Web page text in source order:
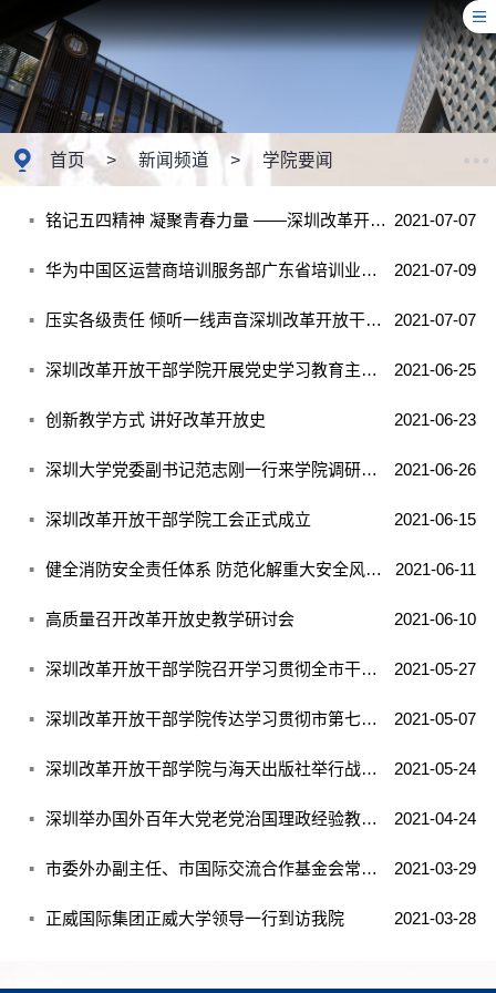
首页 > 新闻频道 > 学院要闻
2021-07-07
铭记五四精神 凝聚青春力量 ——深圳改革开放干部学院召开全体团员大会选举产生第一届团委成员
2021-07-09
华为中国区运营商培训服务部广东省培训业务负责人来学院交流
2021-07-07
压实各级责任 倾听一线声音深圳改革开放干部学院领导班子成员深入基层单位检查调研
2021-06-25
深圳改革开放干部学院开展党史学习教育主题党日活动
2021-06-23
创新教学方式 讲好改革开放史
2021-06-26
深圳大学党委副书记范志刚一行来学院调研座谈
2021-06-15
深圳改革开放干部学院工会正式成立
2021-06-11
健全消防安全责任体系 防范化解重大安全风险——学院召开党委理论学习中心组学习（扩大）会议
2021-06-10
高质量召开改革开放史教学研讨会
2021-05-27
深圳改革开放干部学院召开学习贯彻全市干部教育培训工作会议精神专题会议
2021-05-07
深圳改革开放干部学院传达学习贯彻市第七次党代会精神
2021-05-24
深圳改革开放干部学院与海天出版社举行战略合作签约仪式暨党建共建活动
2021-04-24
深圳举办国外百年大党老党治国理政经验教训理论研讨会
2021-03-29
市委外办副主任、市国际交流合作基金会常务秘书长到访我院
2021-03-28
正威国际集团正威大学领导一行到访我院